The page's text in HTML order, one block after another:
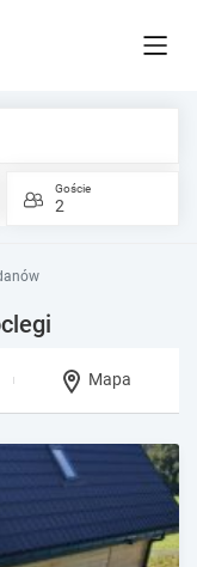
Goście
2
Mapa